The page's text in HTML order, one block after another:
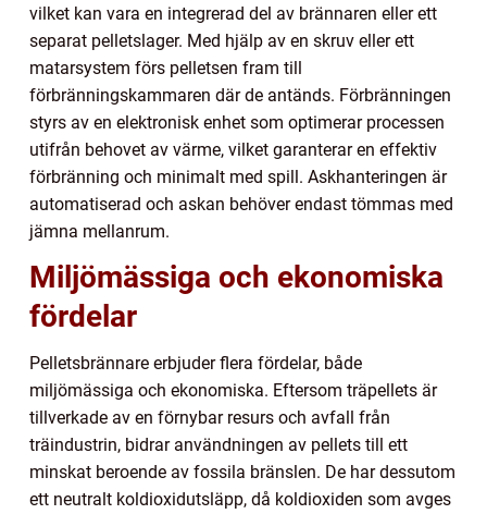
vilket kan vara en integrerad del av brännaren eller ett
separat pelletslager. Med hjälp av en skruv eller ett
matarsystem förs pelletsen fram till
förbränningskammaren där de antänds. Förbränningen
styrs av en elektronisk enhet som optimerar processen
utifrån behovet av värme, vilket garanterar en effektiv
förbränning och minimalt med spill. Askhanteringen är
automatiserad och askan behöver endast tömmas med
jämna mellanrum.
Miljömässiga och ekonomiska
fördelar
Pelletsbrännare erbjuder flera fördelar, både
miljömässiga och ekonomiska. Eftersom träpellets är
tillverkade av en förnybar resurs och avfall från
träindustrin, bidrar användningen av pellets till ett
minskat beroende av fossila bränslen. De har dessutom
ett neutralt koldioxidutsläpp, då koldioxiden som avges